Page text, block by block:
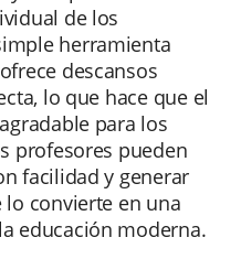
de los
herramienta
descansos
lo que hace que el
para los
profesores pueden
facilidad y generar
convierte en una
educación moderna.